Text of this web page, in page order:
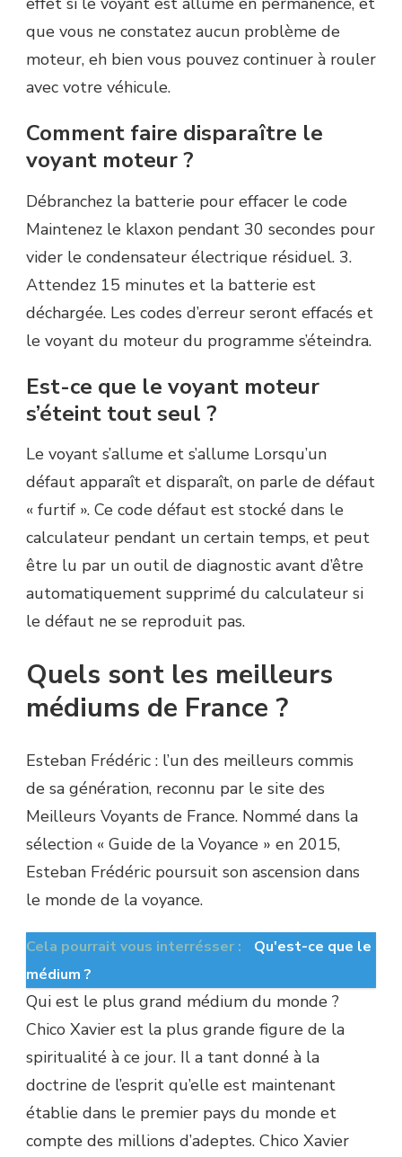
que vous ne constatez aucun problème de
moteur, eh bien vous pouvez continuer à rouler
avec votre véhicule.
Comment faire disparaître le
voyant moteur ?
Débranchez la batterie pour effacer le code
Maintenez le klaxon pendant 30 secondes pour
vider le condensateur électrique résiduel. 3.
Attendez 15 minutes et la batterie est
déchargée. Les codes d’erreur seront effacés et
le voyant du moteur du programme s’éteindra.
Est-ce que le voyant moteur
s’éteint tout seul ?
Le voyant s’allume et s’allume Lorsqu’un
défaut apparaît et disparaît, on parle de défaut
« furtif ». Ce code défaut est stocké dans le
calculateur pendant un certain temps, et peut
être lu par un outil de diagnostic avant d’être
automatiquement supprimé du calculateur si
le défaut ne se reproduit pas.
Quels sont les meilleurs
médiums de France ?
Esteban Frédéric : l’un des meilleurs commis
de sa génération, reconnu par le site des
Meilleurs Voyants de France. Nommé dans la
sélection « Guide de la Voyance » en 2015,
Esteban Frédéric poursuit son ascension dans
le monde de la voyance.
Cela pourrait vous interrésser :
Qu'est-ce que le
médium ?
Qui est le plus grand médium du monde ?
Chico Xavier est la plus grande figure de la
spiritualité à ce jour. Il a tant donné à la
doctrine de l’esprit qu’elle est maintenant
établie dans le premier pays du monde et
compte des millions d’adeptes. Chico Xavier